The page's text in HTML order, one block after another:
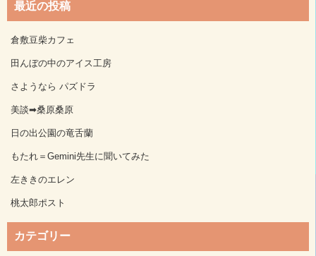
最近の投稿
倉敷豆柴カフェ
田んぼの中のアイス工房
さようなら パズドラ
美談➡桑原桑原
日の出公園の竜舌蘭
もたれ＝Gemini先生に聞いてみた
左ききのエレン
桃太郎ポスト
カテゴリー